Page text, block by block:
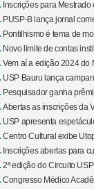
Inscrições para
PUSP-B lança jornal
Pontilhismo é tema de
Novo limite de contas
Vem aí a edição 2024 do
USP Bauru lança
Pesquisador ganha
Abertas as inscrições da
USP apresenta
Centro Cultural exibe
Inscrições abertas para
2ª edição do Circuito
Congresso Médico